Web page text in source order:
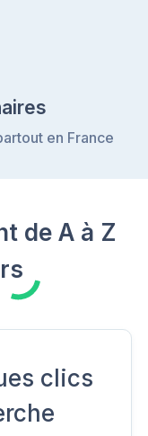
en France
de A à Z
clics